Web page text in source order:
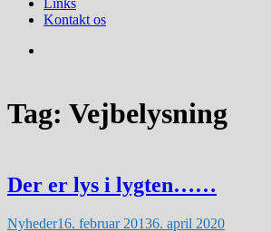
Links
Kontakt os
Tag: Vejbelysning
Der er lys i lygten……
Nyheder16. februar 20136. april 2020